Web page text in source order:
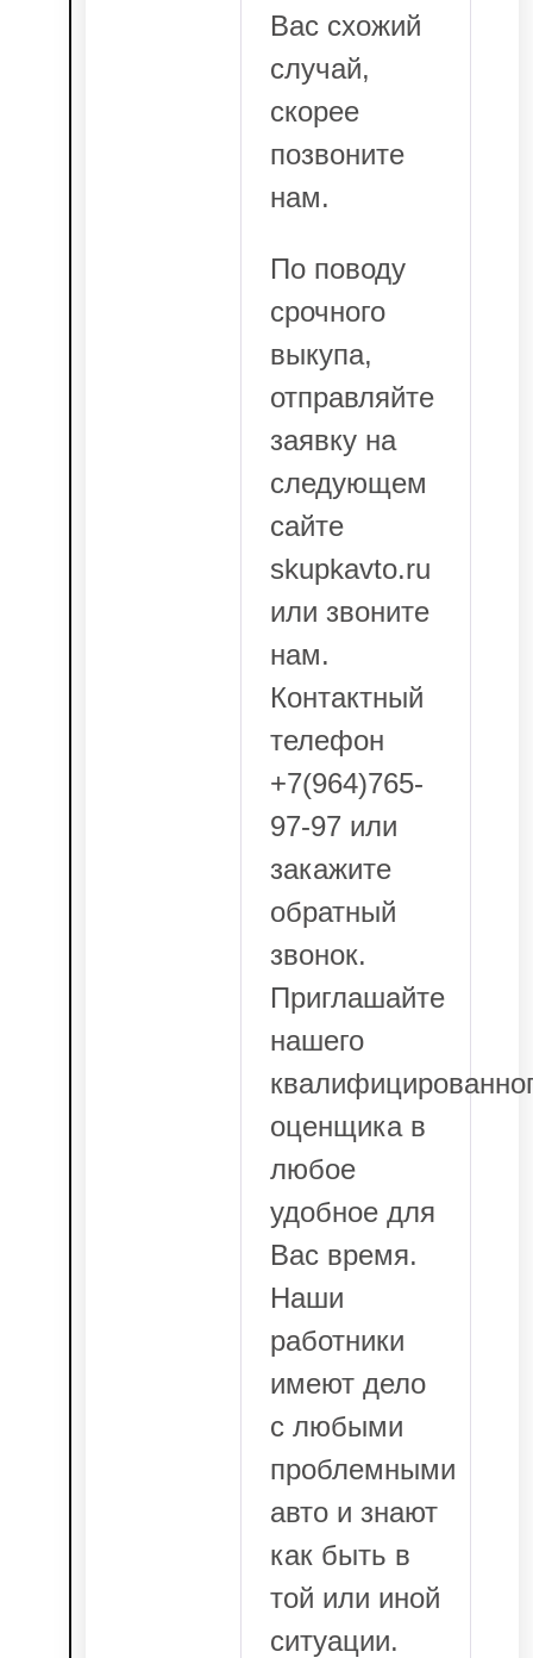
Вас схожий
случай,
скорее
позвоните
нам.
По поводу
срочного
выкупа,
отправляйте
заявку на
следующем
сайте
skupkavto.ru
или звоните
нам.
Контактный
телефон
+7(964)765-
97-97 или
закажите
обратный
звонок.
Приглашайте
нашего
оценщика в
любое
удобное для
Вас время.
Наши
работники
имеют дело
с любыми
проблемными
авто и знают
как быть в
той или иной
ситуации.